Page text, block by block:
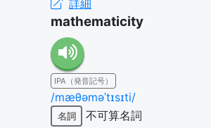
詳細
mathematicity
IPA（発音記号）
/mæθəməˈtɪsɪti/
名詞
不可算名詞